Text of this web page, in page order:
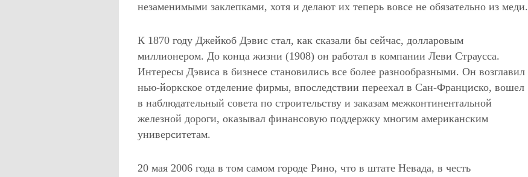
незаменимыми заклепками, хотя и делают их теперь вовсе не обязательно из меди.
К 1870 году Джейкоб Дэвис стал, как сказали бы сейчас, долларовым
миллионером. До конца жизни (1908) он работал в компании Леви Страусса.
Интересы Дэвиса в бизнесе становились все более разнообразными. Он возглавил
нью-йоркское отделение фирмы, впоследствии переехал в Сан-Франциско, вошел
в наблюдательный совета по строительству и заказам межконтинентальной
железной дороги, оказывал финансовую поддержку многим американским
университетам.
20 мая 2006 года в том самом городе Рино, что в штате Невада, в честь